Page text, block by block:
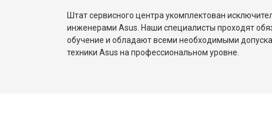
Штат сервисного центра укомплектован
инженерами Asus. Наши специалисты проходят
обучение и обладают всеми необходимыми
техники Asus на профессиональном уровне.